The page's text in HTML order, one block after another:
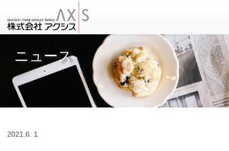
ニュース
2021. 6. 1